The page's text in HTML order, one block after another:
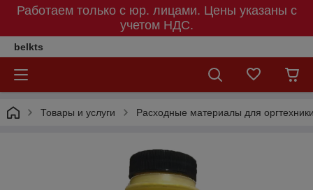
Работаем только с юр. лицами. Цены указаны c
учетом НДС.
belkts
Товары и услуги Расходные материалы для